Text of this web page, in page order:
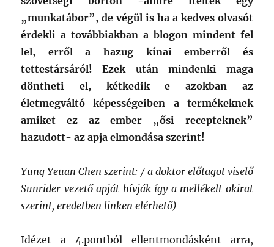
„munkatábor”, de végül is ha a kedves olvasót
érdekli a továbbiakban a blogon mindent fel
lel, erről a hazug kínai emberről és
tettestársáról! Ezek után mindenki maga
döntheti el, kétkedik e azokban az
életmegváltó képességeiben a termékeknek
amiket ez az ember „ősi recepteknek”
hazudott- az apja elmondása szerint!
Yung Yeuan Chen szerint: / a doktor előtagot viselő
Sunrider vezető apját hívják így a mellékelt okirat
szerint, eredetben linken elérhető)
Idézet a 4.pontból ellentmondásként arra,